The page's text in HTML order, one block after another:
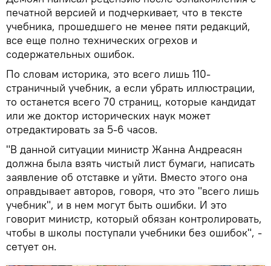
печатной версией и подчеркивает, что в тексте
учебника, прошедшего не менее пяти редакций,
все еще полно технических огрехов и
содержательных ошибок.
По словам историка, это всего лишь 110-
страничный учебник, а если убрать иллюстрации,
то останется всего 70 страниц, которые кандидат
или же доктор исторических наук может
отредактировать за 5-6 часов.
"В данной ситуации министр Жанна Андреасян
должна была взять чистый лист бумаги, написать
заявление об отставке и уйти. Вместо этого она
оправдывает авторов, говоря, что это "всего лишь
учебник", и в нем могут быть ошибки. И это
говорит министр, который обязан контролировать,
чтобы в школы поступали учебники без ошибок", -
сетует он.